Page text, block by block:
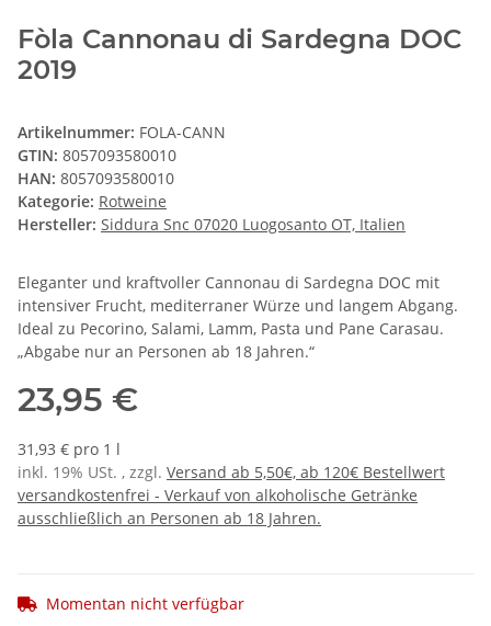
Fòla Cannonau di Sardegna DOC
2019
Artikelnummer: FOLA-CANN
GTIN: 8057093580010
HAN: 8057093580010
Kategorie: Rotweine
Hersteller: Siddura Snc 07020 Luogosanto OT, Italien
Eleganter und kraftvoller Cannonau di Sardegna DOC mit
intensiver Frucht, mediterraner Würze und langem Abgang.
Ideal zu Pecorino, Salami, Lamm, Pasta und Pane Carasau.
„Abgabe nur an Personen ab 18 Jahren.“
23,95 €
31,93 € pro 1 l
inkl. 19% USt. , zzgl. Versand ab 5,50€, ab 120€ Bestellwert
versandkostenfrei - Verkauf von alkoholische Getränke
ausschließlich an Personen ab 18 Jahren.
Momentan nicht verfügbar